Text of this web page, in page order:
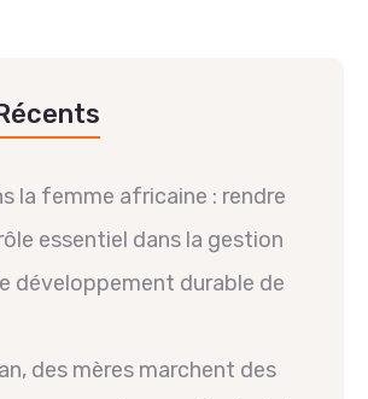
la femme africaine : rendre
essentiel dans la gestion
développement durable de
des mères marchent des